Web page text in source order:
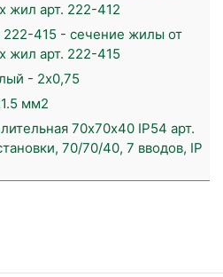
жил арт. 222-412
222-415 - сечение жилы от
жил арт. 222-415
- 2х0,75
мм2
70х70х40 IP54 арт.
70/70/40, 7 вводов, IP